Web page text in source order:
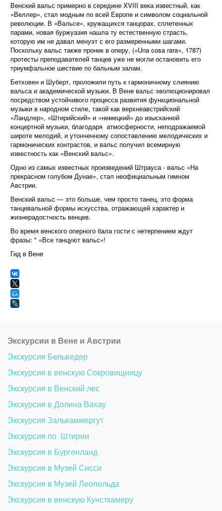
Венский вальс примерно в середине XVIII века известный, как
«Веллер», стал модным по всей Европе и символом социальной
революции. В «Вальсе», кружащихся танцорах, сплетенных
парами, новая буржуазия нашла ту естественную страсть,
которую им не давал менуэт с его размеренными шагами.
Поскольку вальс также проник в оперу, («Una cosa rara», 1787)
протесты преподавателей танцев уже не могли остановить его
триумфальное шествие по бальным залам.
Бетховен и Шуберт, проложили путь к гармоничному слиянию
вальса и академической музыки. В Вене вальс эволюционировал
посредством устойчивого процесса развития функциональной
музыки в народном стиле, такой как верхнеавстрийский
«Ландлер», «Штирийский» и «немецкий» до изысканной
концертной музыки, благодаря атмосферности, неподражаемой
широте мелодий, и утонченному сопоставлению мелодических и
гармонических контрастов, и вальс получил всемирную
известность как «Венский вальс».
Одно из самых известных произведений Штрауса - вальс «На
прекрасном голубом Дунае», стал неофициальным гимном
Австрии.
Венский вальс — это больше, чем просто танец, это форма
танцевальной формы искусства, отражающей характер и
жизнерадостность венцев.
Во время венского оперного балагости с нетерпением ждут
фразы: " «Все танцуют вальс»!
Гид в Вене
Экскурсии в Вене и Австрии
Экскурсия Бельведер
Экскурсия в венскую Сокровищницу
Экскурсия в Венский лес
Экскурсия в Долина Вахау
Экскурсия Залькаммергут
Экскурсия по  Штирии
Экскурсия в Бургенланд
Экскурсия в Музей Сисси
Экскурсия в Музей Леопольда
Экскурсия в венскую Кунсткамеру